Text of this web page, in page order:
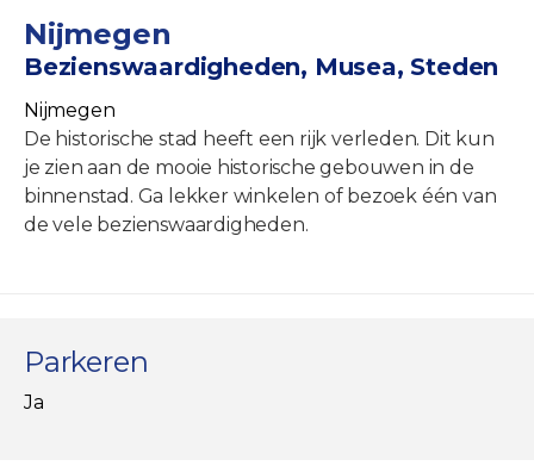
Nijmegen
Bezienswaardigheden, Musea, Steden
Nijmegen
De historische stad heeft een rijk verleden. Dit kun
je zien aan de mooie historische gebouwen in de
binnenstad. Ga lekker winkelen of bezoek één van
de vele bezienswaardigheden.
Parkeren
Ja